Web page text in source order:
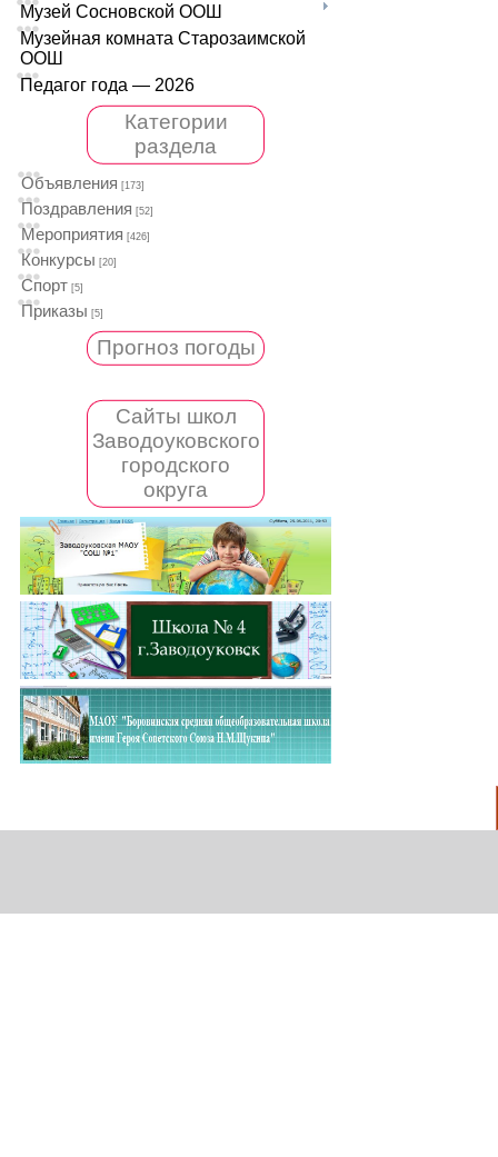
Музей Сосновской ООШ
Музейная комната Старозаимской
ООШ
Педагог года — 2026
Категории
раздела
Объявления [173]
Поздравления [52]
Мероприятия [426]
Конкурсы [20]
Спорт [5]
Приказы [5]
Прогноз погоды
Сайты школ
Заводоуковского
городского
округа